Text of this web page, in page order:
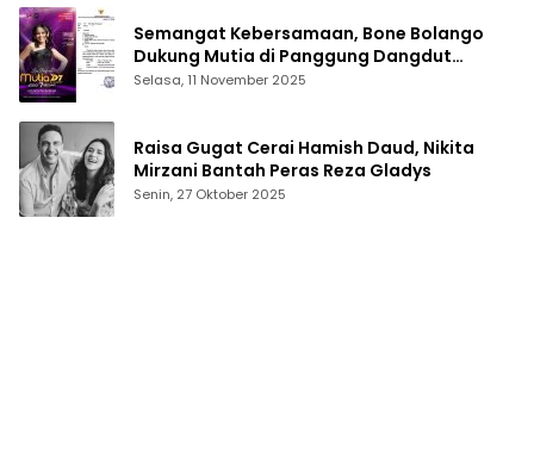
Semangat Kebersamaan, Bone Bolango
Dukung Mutia di Panggung Dangdut
Academy 7
Selasa, 11 November 2025
Raisa Gugat Cerai Hamish Daud, Nikita
Mirzani Bantah Peras Reza Gladys
Senin, 27 Oktober 2025